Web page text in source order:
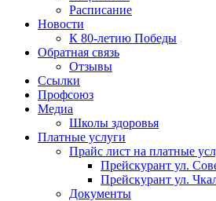
Расписание
Новости
К 80-летию Победы
Обратная связь
Отзывы
Ссылки
Профсоюз
Медиа
Школы здоровья
Платные услуги
Прайс лист на платные
Прейскурант ул.
Прейскурант ул.
Документы